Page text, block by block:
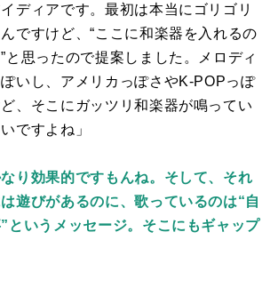
イディアです。最初は本当にゴリゴリ
ですけど、“ここに和楽器を入れるの
と思ったので提案しました。メロディ
いし、アメリカっぽさやK-POPっぽ
、そこにガッツリ和楽器が鳴ってい
ですよね」
り効果的ですもんね。そして、それ
遊びがあるのに、歌っているのは“自
というメッセージ。そこにもギャップ